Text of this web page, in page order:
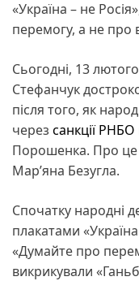
«Україна – не
перемогу, а не про
Сьогодні, 13
Стефанчук
після того, як
через санкції РНБО
Порошенка. Про це
Марʼяна Безугла.
Спочатку народні
плакатами «Україна
«Думайте про
викрикували